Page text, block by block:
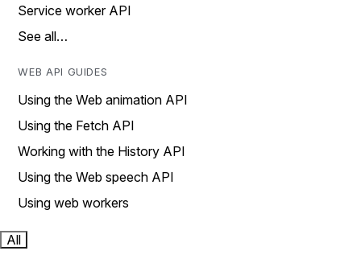
Service worker API
See all…
WEB API GUIDES
Using the Web animation API
Using the Fetch API
Working with the History API
Using the Web speech API
Using web workers
All